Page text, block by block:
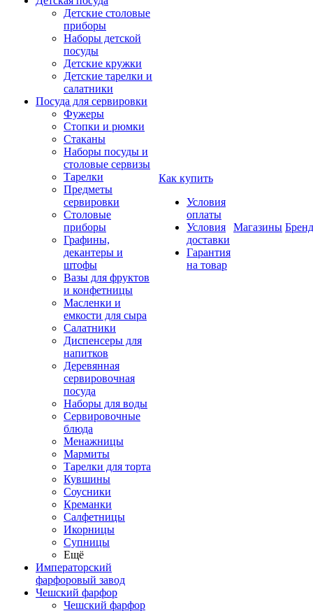
Детские столовые
приборы
Наборы детской
посуды
Детские кружки
Детские тарелки и
салатники
Посуда для сервировки
Фужеры
Стопки и рюмки
Стаканы
Наборы посуды и
столовые сервизы
Тарелки
Предметы
сервировки
Столовые
приборы
Графины,
декантеры и
штофы
Вазы для фруктов
и конфетницы
Масленки и
емкости для сыра
Салатники
Диспенсеры для
напитков
Деревянная
сервировочная
посуда
Наборы для воды
Сервировочные
блюда
Менажницы
Мармиты
Тарелки для торта
Кувшины
Соусники
Креманки
Салфетницы
Икорницы
Супницы
Ещё
Императорский
фарфоровый завод
Чешский фарфор
Чешский фарфор
Как купить
Условия
оплаты
Условия
доставки
Гарантия
на товар
Магазины